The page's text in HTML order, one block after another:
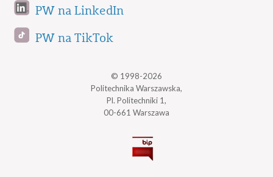
PW na LinkedIn
PW na TikTok
© 1998-2026
Politechnika Warszawska,
Pl. Politechniki 1,
00-661 Warszawa